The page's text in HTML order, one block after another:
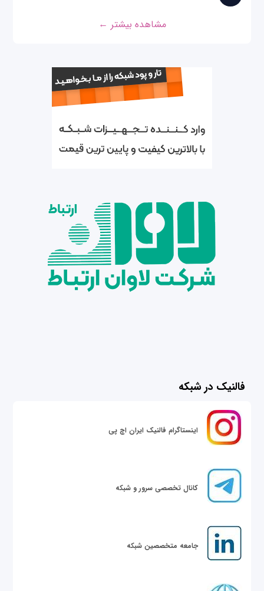
مشاهده بیشتر ←
فالنیک در شبکه
اینستاگرام فالنیک ایران اچ پی
کانال تخصصی سرور و شبکه
جامعه متخصصین شبکه